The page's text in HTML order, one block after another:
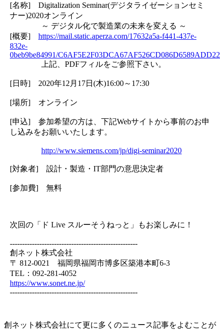
[名称] Digitalization Seminar(デジタライゼーションセミ
ナー)2020オンライン
～ デジタル化で製造業の未来を変える ～
[概要] https://mail.static.aperza.com/17632a5a-f441-437e-
832e-
0beb9be84991/
上記、PDFフィルをご参照下さい。
[日時] 2020年12月17日(木)16:00～17:30
[場所] オンライン
[申込] 参加希望の方は、下記Webサイトから事前のお申
し込みをお願いいたします​。
http://www.siemens.com/jp/digi-seminar2020
[対象者] 設計・製造・IT部門の意思決定者
[参加費] 無料
次回の「ド Live スルーそうねっと」もお楽しみに！
----------------------------------------------------
創ネット株式会社
〒 812-0021 福岡県福岡市博多区築港本町6-3
TEL：092-281-4052
https://www.sonet.ne.jp/
----------------------------------------------------
創ネット株式会社にて更に多くのニュース記事をよむことが